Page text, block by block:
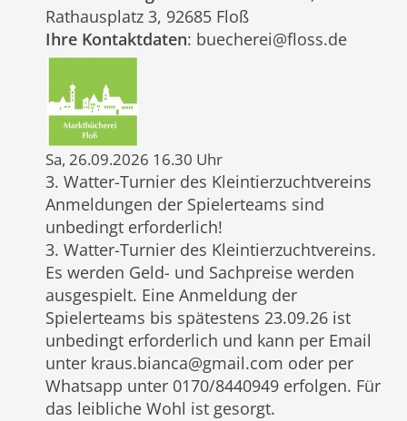
Rathausplatz 3, 92685 Floß
Ihre Kontaktdaten: buecherei@floss.de
Sa, 26.09.2026 16.30 Uhr
3. Watter-Turnier des Kleintierzuchtvereins
Anmeldungen der Spielerteams sind
unbedingt erforderlich!
3. Watter-Turnier des Kleintierzuchtvereins.
Es werden Geld- und Sachpreise werden
ausgespielt. Eine Anmeldung der
Spielerteams bis spätestens 23.09.26 ist
unbedingt erforderlich und kann per Email
unter kraus.bianca@gmail.com oder per
Whatsapp unter 0170/8440949 erfolgen. Für
das leibliche Wohl ist gesorgt.